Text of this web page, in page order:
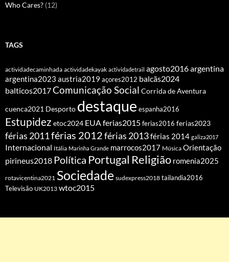
Who Cares? (12)
TAGS
actividadecaminhada actividadekayak actividadetrail agosto2016argentina
argentina2023 austria2019 açores2012 balcãs2024
balticos2017Comunicação Social Corrida de Aventura
cuenca2021 Desporto destaque espanha2016
Estupidez etoc2024 EUAferias2015ferias2016 ferias2023
férias 2011férias 2012férias 2013férias 2014 galiza2017
Internacional Itália Marinha Grande marrocos2017 Música Orientação
pirineus2018 Política Portugal Religião romenia2025
rotavicentina2021 Sociedade sudexpress2018 tailandia2016
Televisão UK2013 wtoc2015